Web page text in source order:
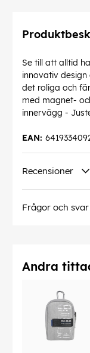
Se till att alltid
innovativ
det roliga och
med magnet-
innervägg -
EAN:
Recensioner
Frågor och svar
Andra